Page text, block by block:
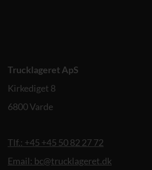
Trucklageret ApS
Kirkediget 8
6800 Varde
Tlf.: +45 +45 50 82 27 72
Email: bc@trucklageret.dk